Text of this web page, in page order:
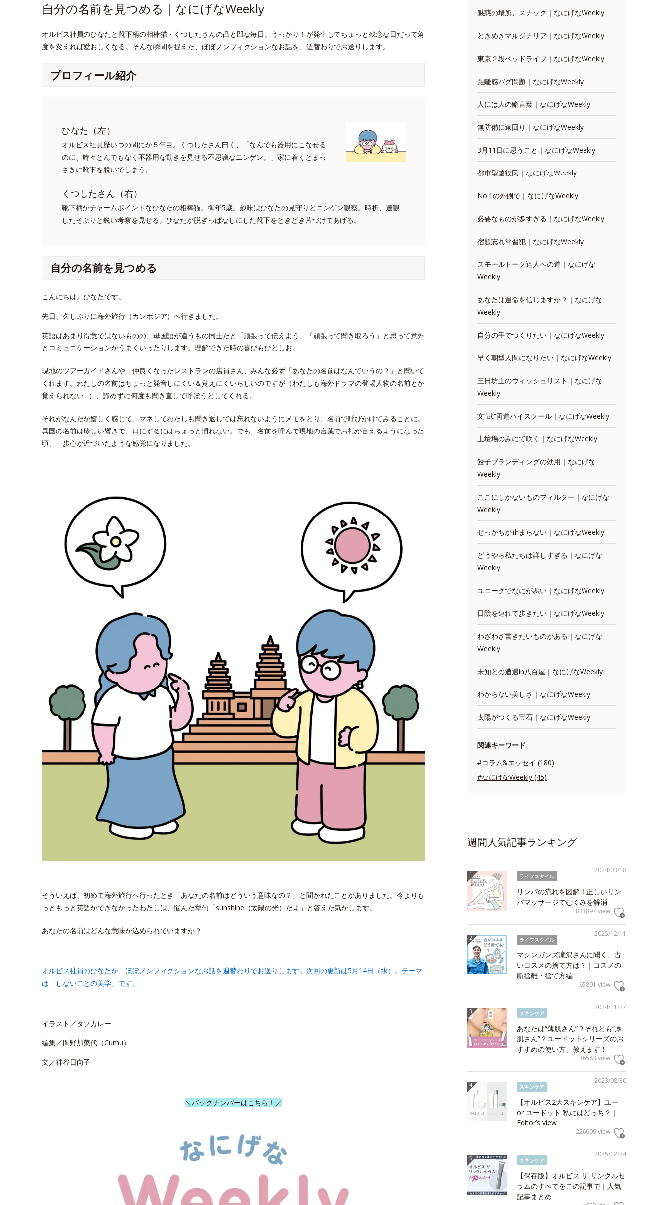
自分の名前を見つめる｜なにげなWeekly
オルビス社員のひなたと靴下柄の相棒猫・くつしたさんの凸と凹な毎日。うっかり！が発生してちょっと残念な日だって角
度を変えれば愛おしくなる。そんな瞬間を捉えた、ほぼノンフィクションなお話を、週替わりでお送りします。
プロフィール紹介
ひなた（左）
オルビス社員歴いつの間にか５年目。くつしたさん曰く、「なんでも器用にこなせる
のに、時々とんでもなく不器用な動きを見せる不思議なニンゲン。」家に着くとまっ
さきに靴下を脱いでしまう。
くつしたさん（右）
靴下柄がチャームポイントなひなたの相棒猫。御年5歳。趣味はひなたの見守りとニンゲン観察。時折、達観
したそぶりと鋭い考察を見せる。ひなたが脱ぎっぱなしにした靴下をときどき片づけてあげる。
自分の名前を見つめる
こんにちは。ひなたです。
先日、久しぶりに海外旅行（カンボジア）へ行きました。
英語はあまり得意ではないものの、母国語が違うもの同士だと「頑張って伝えよう」「頑張って聞き取ろう」と思って意外
とコミュニケーションがうまくいったりします。理解できた時の喜びもひとしお。
現地のツアーガイドさんや、仲良くなったレストランの店員さん、みんな必ず「あなたの名前はなんていうの？」と聞いて
くれます。わたしの名前はちょっと発音しにくい＆覚えにくいらしいのですが（わたしも海外ドラマの登場人物の名前とか
覚えられない…）、諦めずに何度も聞き直して呼ぼうとしてくれる。
それがなんだか嬉しく感じて、マネしてわたしも聞き返しては忘れないようにメモをとり、名前で呼びかけてみることに。
異国の名前は珍しい響きで、口にするにはちょっと慣れない。でも、名前を呼んで現地の言葉でお礼が言えるようになった
頃、一歩心が近づいたような感覚になりました。
そういえば、初めて海外旅行へ行ったとき「あなたの名前はどういう意味なの？」と聞かれたことがありました。今よりも
っともっと英語ができなかったわたしは、悩んだ挙句「sunshine（太陽の光）だよ」と答えた気がします。
あなたの名前はどんな意味が込められていますか？
オルビス社員のひなたが、ほぼノンフィクションなお話を週替わりでお送りします。次回の更新は5月14日（水）。テーマ
は「しないことの美学」です。
イラスト／タソカレー
編集／間野加菜代（Cumu）
文／神谷日向子
＼バックナンバーはこちら！／
魅惑の場所、スナック｜なにげなWeekly
ときめきマルジナリア｜なにげなWeekly
東京２段ベッドライフ｜なにげなWeekly
距離感バグ問題｜なにげなWeekly
人には人の鮨言葉｜なにげなWeekly
無防備に遠回り｜なにげなWeekly
3月11日に思うこと｜なにげなWeekly
都市型遊牧民｜なにげなWeekly
No.1の外側で｜なにげなWeekly
必要なものが多すぎる｜なにげなWeekly
宿題忘れ常習犯｜なにげなWeekly
スモールトーク達人への道｜なにげな
Weekly
あなたは運命を信じますか？｜なにげな
Weekly
自分の手でつくりたい｜なにげなWeekly
早く朝型人間になりたい｜なにげなWeekly
三日坊主のウィッシュリスト｜なにげな
Weekly
文“武”両道ハイスクール｜なにげなWeekly
土壇場のみにて咲く｜なにげなWeekly
餃子ブランディングの効用｜なにげな
Weekly
ここにしかないものフィルター｜なにげな
Weekly
せっかちが止まらない｜なにげなWeekly
どうやら私たちは詳しすぎる｜なにげな
Weekly
ユニークでなにが悪い｜なにげなWeekly
日陰を連れて歩きたい｜なにげなWeekly
わざわざ書きたいものがある｜なにげな
Weekly
未知との遭遇in八百屋｜なにげなWeekly
わからない美しさ｜なにげなWeekly
太陽がつくる宝石｜なにげなWeekly
関連キーワード
#コラム&エッセイ (180)
#なにげなWeekly (45)
週間人気記事ランキング
2024/03/18
ライフスタイル
リンパの流れを図解！正しいリン
パマッサージでむくみを解消
1833897 view
2025/12/11
ライフスタイル
マシンガンズ滝沢さんに聞く、古
いコスメの捨て方は？｜コスメの
断捨離・捨て方編
65891 view
2024/11/27
スキンケア
あなたは“薄肌さん”？それとも“厚
肌さん”？ユードットシリーズのお
すすめの使い方、教えます！
36583 view
2023/08/30
スキンケア
【オルビス2大スキンケア】ユー
or ユードット 私にはどっち？｜
Editor’s view
226609 view
2025/12/24
スキンケア
【保存版】オルビス ザ リンクルセ
ラムのすべてをこの記事で｜人気
記事まとめ